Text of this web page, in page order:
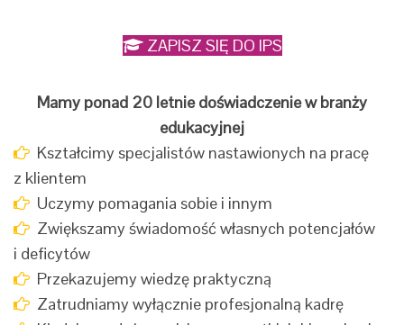
ZAPISZ SIĘ DO IPS
Mamy ponad 20 letnie doświadczenie w branży
edukacyjnej
Kształcimy specjalistów nastawionych na pracę
z klientem
Uczymy pomagania sobie i innym
Zwiększamy świadomość własnych potencjałów
i deficytów
Przekazujemy wiedzę praktyczną
Zatrudniamy wyłącznie profesjonalną kadrę